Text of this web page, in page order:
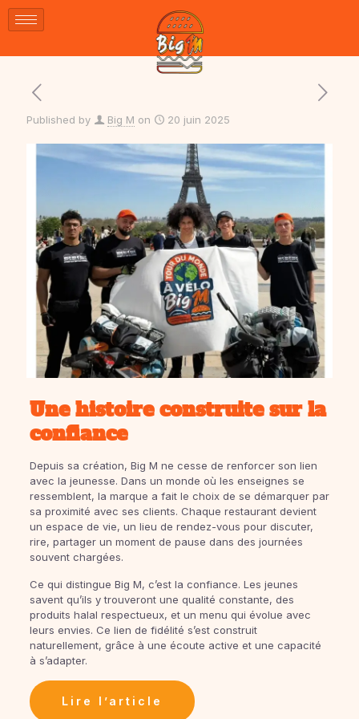
Published by Big M on 20 juin 2025
Une histoire construite sur la
confiance
Depuis sa création, Big M ne cesse de renforcer son lien
avec la jeunesse. Dans un monde où les enseignes se
ressemblent, la marque a fait le choix de se démarquer par
sa proximité avec ses clients. Chaque restaurant devient
un espace de vie, un lieu de rendez-vous pour discuter,
rire, partager un moment de pause dans des journées
souvent chargées.
Ce qui distingue Big M, c’est la confiance. Les jeunes
savent qu’ils y trouveront une qualité constante, des
produits halal respectueux, et un menu qui évolue avec
leurs envies. Ce lien de fidélité s’est construit
naturellement, grâce à une écoute active et une capacité
à s’adapter.
Lire l’article